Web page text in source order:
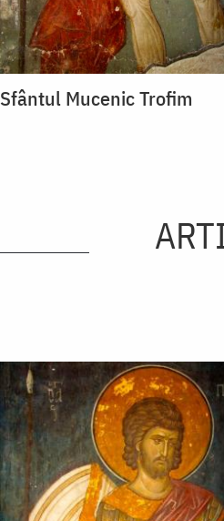
Sfântul Mucenic Trofim